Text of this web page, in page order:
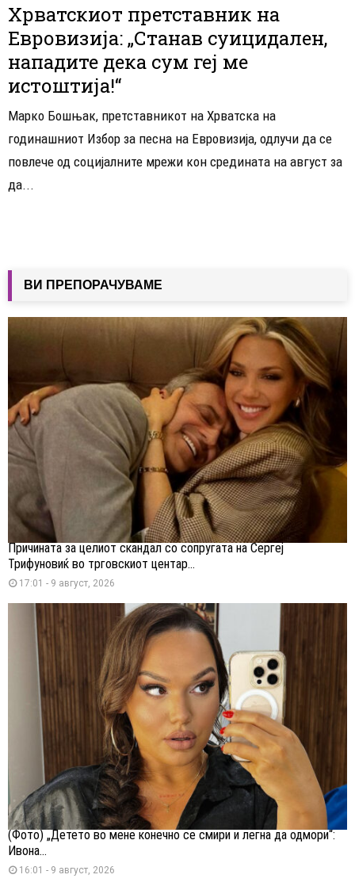
Хрватскиот претставник на
Евровизија: „Станав суицидален,
нападите дека сум геј ме
истоштија!“
Марко Бошњак, претставникот на Хрватска на
годинашниот Избор за песна на Евровизија, одлучи да се
повлече од социјалните мрежи кон средината на август за
да...
ВИ ПРЕПОРАЧУВАМЕ
Причината за целиот скандал со сопругата на Сергеј
Трифуновиќ во трговскиот центар...
17:01 - 9 август, 2026
(Фото) „Детето во мене конечно се смири и легна да одмори“:
Ивона...
16:01 - 9 август, 2026